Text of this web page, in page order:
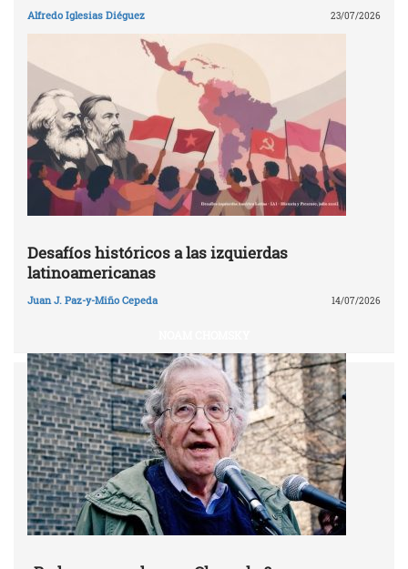
Alfredo Iglesias Diéguez 23/07/2026
Desafíos históricos a las izquierdas
latinoamericanas
Juan J. Paz-y-Miño Cepeda 14/07/2026